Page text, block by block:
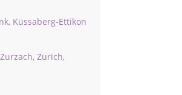
Küssaberg-Ettikon
Zürich,